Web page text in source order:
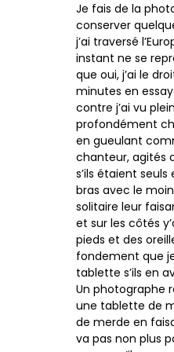
Je fais de la
conserver
j’ai traversé
instant ne se
que oui, j’ai le
minutes en
contre j’ai vu
profondément
en gueulant
chanteur, agités
s’ils étaient
bras avec le
solitaire leur
et sur les côtés
pieds et des
fondement que
tablette s’ils en
Un photographe
une tablette de
de merde en
va pas non plus